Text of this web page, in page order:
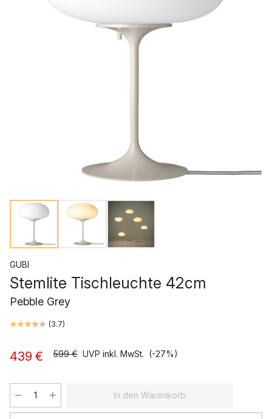
GUBI
Stemlite Tischleuchte 42cm
Pebble Grey
(3.7)
439 € 599 € UVP inkl. MwSt. (-27%)
In den Warenkorb